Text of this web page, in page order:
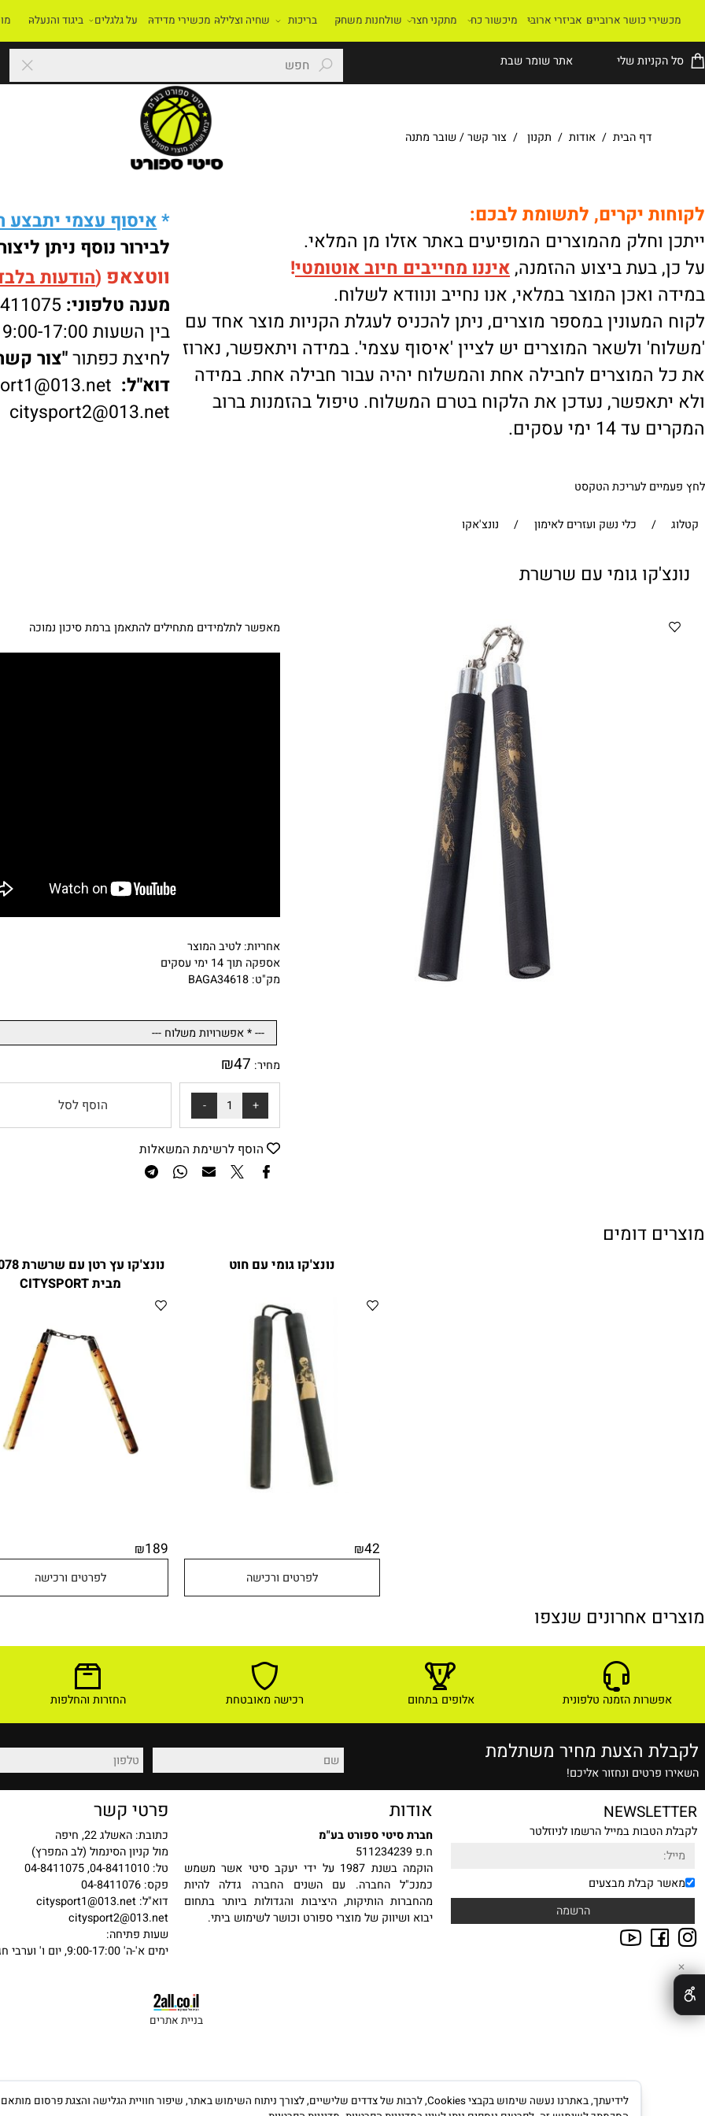
שלי אתר שומר שבת
דף הבית/אודות /תקנון /צור קשר/ שובר מתנה
כושר ארוביים אביזרי ארובי מיכשור כח מתקני חצר שולחנות משחק בריכות שחיה וצלילה מכשירי מדידה על גלגלים ביגוד והנעלה
יקרים, לתשומת לבכם:
וחלק מהמוצרים המופיעים באתר אזלו מן המלאי.
בעת ביצוע ההזמנה,איננומחייבים חיוב אוטומטי!
המוצר במלאי, אנו נחייב ונוודא לשלוח.
במספר מוצרים, ניתן להכניס לעגלת הקניות מוצר אחד עם
ולשאר המוצרים יש לציין 'איסוף עצמי'. במידה ויתאפשר, נארוז
לחבילה אחת והמשלוח יהיה עבור חבילה אחת. במידה
נעדכן את הלקוח בטרם המשלוח. טיפול בהזמנות ברוב
עסקים.
איסוף עצמי יתבצע
לבירור נוסף ניתן
ווטצאפ (הודעות בלבד
מענה טלפוני:8411075
בין השעות 9:00-17:00
לחיצת כפתור "צור קשר"
דוא"ל:
citysport2@013.net
מאפשר לתלמידים מתחילים להתאמן ברמת סיכון נמוכה
אחריות: לטיב המוצר
מק"ט: BAGA34618
₪47
נונצ'קו גומי עם חוט
לפרטים ורכישה לפרטים ורכישה
אחרונים שנצפו
הזמנה טלפונית רכישה מאובטחת החזרות והחלפות
הצעת מחיר משתלמת
ונחזור אליכם!
במייל הרשמו לניוזלטר
קבלת מבצעים
אודות
חברת סיטי ספורט בע"מ
ח.פ 511234239
פרטי קשר
כתובת: האשלג 22, חיפה
מול קניון הסינמול (לב המפרץ)
citysport2@013.net
שעות פתיחה:
בניית אתרים